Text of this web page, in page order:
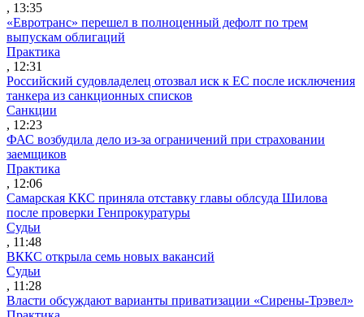
, 13:35
«Евротранс» перешел в полноценный дефолт по трем
выпускам облигаций
Практика
, 12:31
Российский судовладелец отозвал иск к ЕС после исключения
танкера из санкционных списков
Санкции
, 12:23
ФАС возбудила дело из-за ограничений при страховании
заемщиков
Практика
, 12:06
Самарская ККС приняла отставку главы облсуда Шилова
после проверки Генпрокуратуры
Судьи
, 11:48
ВККС открыла семь новых вакансий
Судьи
, 11:28
Власти обсуждают варианты приватизации «Сирены-Трэвел»